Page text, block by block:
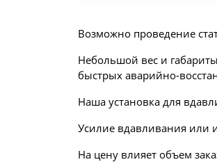
Возможно проведение
Небольшой вес и
быстрых аварийно-
Наша установка для
Усилие вдавливания или
На цену влияет объем